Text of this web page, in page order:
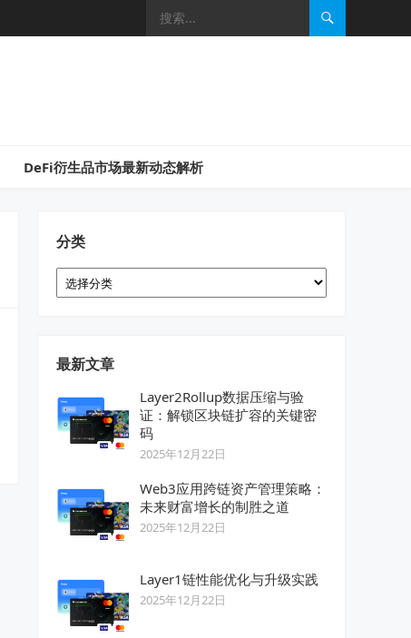
DeFi衍生品市场最新动态解析
分类
分
类
最新文章
Layer2Rollup数据压缩与验
证：解锁区块链扩容的关键密
码
2025年12月22日
Web3应用跨链资产管理策略：
未来财富增长的制胜之道
2025年12月22日
Layer1链性能优化与升级实践
2025年12月22日